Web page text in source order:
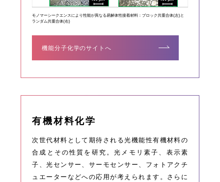
モノマーシークエンスにより性能が異なる易解体性接着材料：ブロック共重合体(左)と
ランダム共重合体(右)
機能分子化学のサイトへ
有機材料化学
次世代材料として期待される光機能性有機材料の
合成とその性質を研究。光メモリ素子、表示素
子、光センサー、サーモセンサー、フォトアクチ
ュエーターなどへの応用が考えられます。さらに